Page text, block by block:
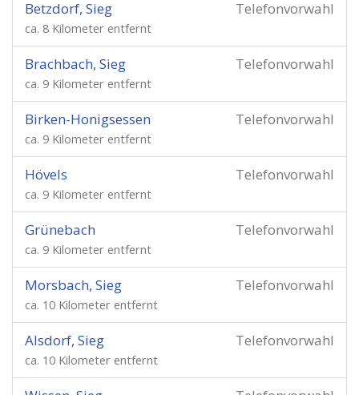
Telefonvorwahl
Betzdorf, Sieg
ca. 8 Kilometer entfernt
Telefonvorwahl
Brachbach, Sieg
ca. 9 Kilometer entfernt
Telefonvorwahl
Birken-Honigsessen
ca. 9 Kilometer entfernt
Telefonvorwahl
Hövels
ca. 9 Kilometer entfernt
Telefonvorwahl
Grünebach
ca. 9 Kilometer entfernt
Telefonvorwahl
Morsbach, Sieg
ca. 10 Kilometer entfernt
Telefonvorwahl
Alsdorf, Sieg
ca. 10 Kilometer entfernt